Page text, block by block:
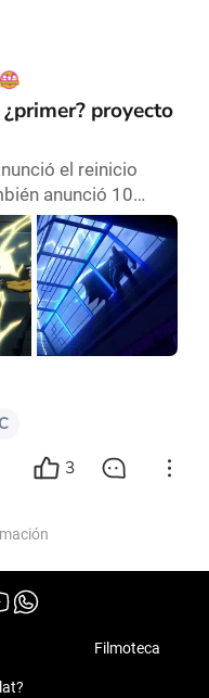
proyecto
el reinicio
anunció 10
siendo Superman
Sin embargo, la
sería la serie
título no llamaba
habían confirmado
repetirí
3
Filmoteca